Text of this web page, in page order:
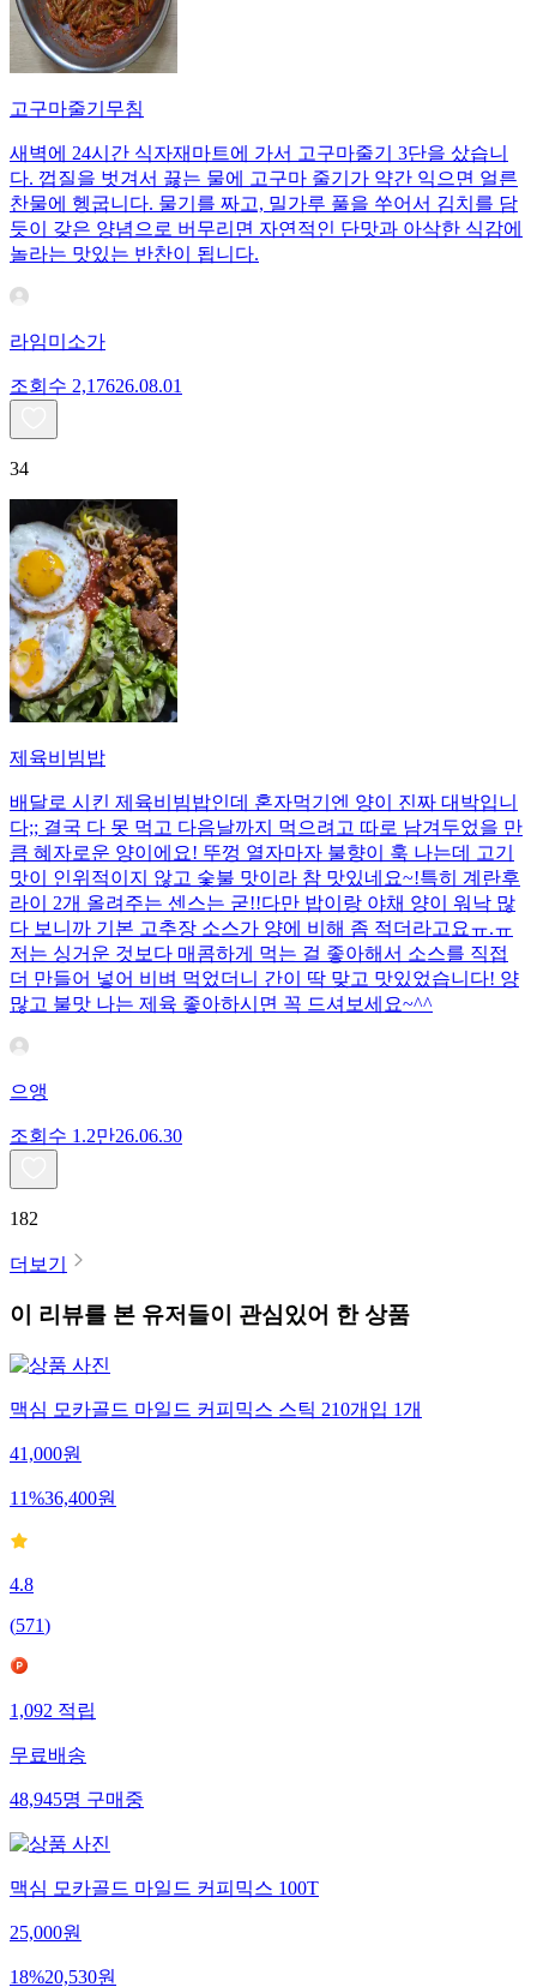
고구마줄기무침
새벽에 24시간 식자재마트에 가서 고구마줄기 3단을 샀습니
다. 껍질을 벗겨서 끓는 물에 고구마 줄기가 약간 익으면 얼른
찬물에 헹굽니다. 물기를 짜고, 밀가루 풀을 쑤어서 김치를 담
듯이 갖은 양념으로 버무리면 자연적인 단맛과 아삭한 식감에
놀라는 맛있는 반찬이 됩니다.
라임미소가
조회수 2,17626.08.01
34
제육비빔밥
배달로 시킨 제육비빔밥인데 혼자먹기엔 양이 진짜 대박입니
다;; 결국 다 못 먹고 다음날까지 먹으려고 따로 남겨두었을 만
큼 혜자로운 양이에요! 뚜껑 열자마자 불향이 훅 나는데 고기
맛이 인위적이지 않고 숯불 맛이라 참 맛있네요~!특히 계란후
라이 2개 올려주는 센스는 굳!! ​다만 밥이랑 야채 양이 워낙 많
다 보니까 기본 고추장 소스가 양에 비해 좀 적더라고요ㅠ.ㅠ
저는 싱거운 것보다 매콤하게 먹는 걸 좋아해서 소스를 직접
더 만들어 넣어 비벼 먹었더니 간이 딱 맞고 맛있었습니다! 양
많고 불맛 나는 제육 좋아하시면 꼭 드셔보세요~^^
으앵
조회수 1.2만26.06.30
182
더보기
이 리뷰를 본 유저들이 관심있어 한 상품
맥심 모카골드 마일드 커피믹스 스틱 210개입 1개
41,000원
11%36,400원
4.8
(571)
1,092 적립
무료배송
48,945명 구매중
맥심 모카골드 마일드 커피믹스 100T
25,000원
18%20,530원